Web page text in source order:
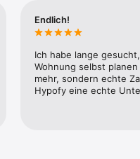
trotzdem nochmal mit
hypofy.de/agb/ und
Endlich!
Ich habe lange
Wohnung selbst
mehr, sondern echte
Hypofy eine echte